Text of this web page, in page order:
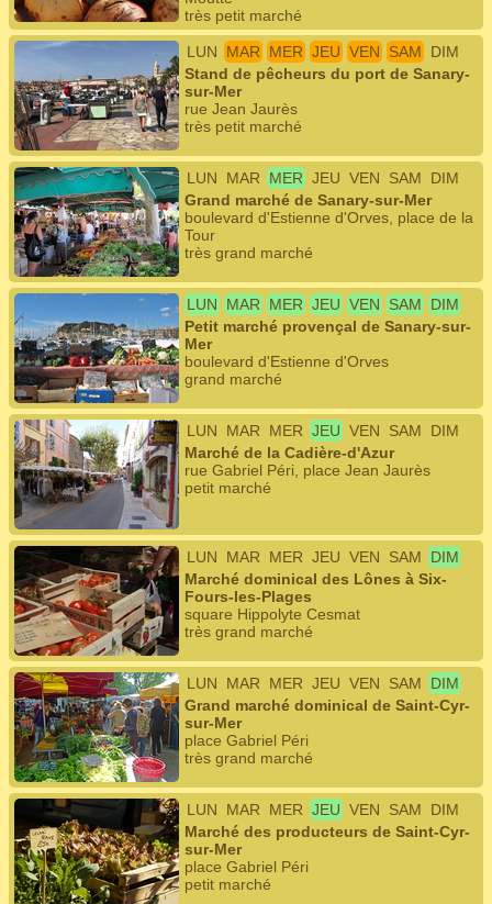
très petit marché
LUN MAR MER JEU VEN SAM
DIM
Stand de pêcheurs du port de Sanary-
sur-Mer
rue Jean Jaurès
très petit marché
LUN MAR MER JEU VEN SAM
DIM
Grand marché de Sanary-sur-Mer
boulevard d'Estienne d'Orves, place de la
Tour
très grand marché
LUN MAR MER JEU VEN SAM
DIM
Petit marché provençal de Sanary-sur-
Mer
boulevard d'Estienne d'Orves
grand marché
LUN MAR MER JEU VEN SAM
DIM
Marché de la Cadière-d'Azur
rue Gabriel Péri, place Jean Jaurès
petit marché
LUN MAR MER JEU VEN SAM
DIM
Marché dominical des Lônes à Six-
Fours-les-Plages
square Hippolyte Cesmat
très grand marché
LUN MAR MER JEU VEN SAM
DIM
Grand marché dominical de Saint-Cyr-
sur-Mer
place Gabriel Péri
très grand marché
LUN MAR MER JEU VEN SAM
DIM
Marché des producteurs de Saint-Cyr-
sur-Mer
place Gabriel Péri
petit marché